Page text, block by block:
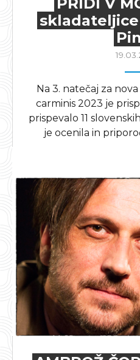
Na 3. natečaj za
carminis 2023 je
prispevalo 11
je ocenila in